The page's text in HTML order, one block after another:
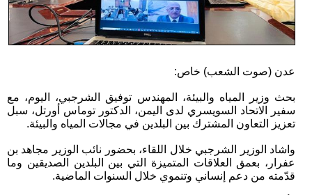
عدن (صوت الشعب) خاص:
بحث وزير المياه والبيئة، المهندس توفيق الشرجبي، اليوم، مع
سفير الاتحاد السويسري لدى اليمن، الدكتور توماس أورتل، سبل
تعزيز التعاون المشترك بين البلدين في مجالات المياه والبيئة.
واشاد الوزير الشرجبي خلال اللقاء، بحضور نائب الوزير مجاهد بن
عفرار، بعمق العلاقات المتميزة التي بين البلدين الصديقين وما
قدّمته من دعم إنساني وتنموي خلال السنوات الماضية.